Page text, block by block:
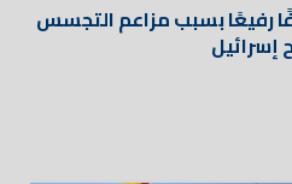
رفيعًا بسبب مزاعم التجسس
إسرائيل